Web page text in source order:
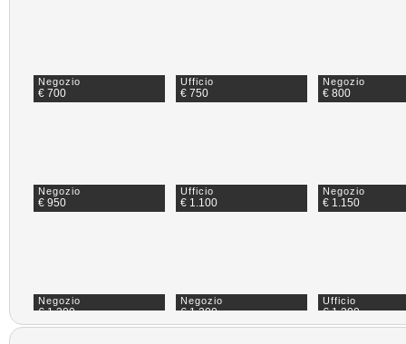
Negozio
€ 700
Ufficio
€ 750
Negozio
€ 800
Negozio
€ 950
Ufficio
€ 1.100
Negozio
€ 1.150
Negozio
€ 1.300
Negozio
€ 1.300
Ufficio
€ 1.300